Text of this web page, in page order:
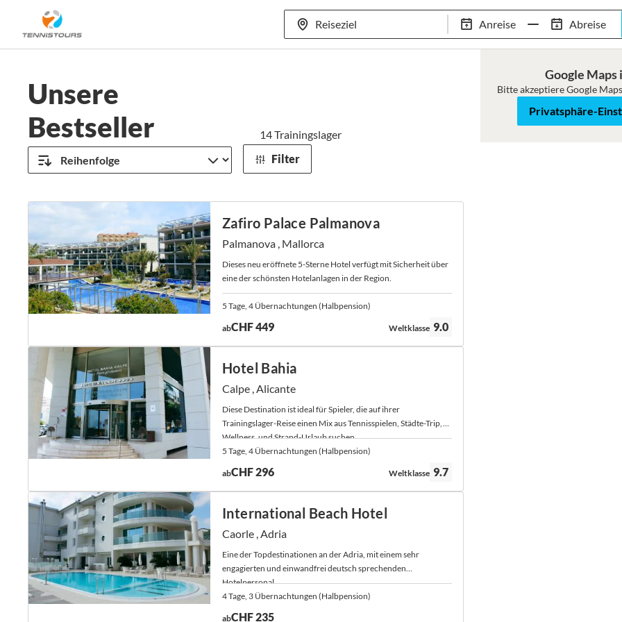
Anreise Abreise
Mehr als 70 Standorte 97,8% Weiterempfehlungsrate 20+ Jahre
Unsere
Bestseller
14Trainingslager
Filter
Zafiro Palace Palmanova
Palmanova , Mallorca
Dieses neu eröffnete 5-Sterne Hotel verfügt mit Sicherheit über
eine der schönsten Hotelanlagen in der Region.
5 Tage, 4 Übernachtungen (Halbpension)
abCHF 449 Bewertung:
Weltklasse 9.0
Hotel Bahia
Calpe , Alicante
Diese Destination ist ideal für Spieler, die auf ihrer
Trainingslager-Reise einen Mix aus Tennisspielen, Städte-Trip,
Wellness, und Strand-Urlaub suchen.
5 Tage, 4 Übernachtungen (Halbpension)
abCHF 296 Bewertung:
Weltklasse 9.7
International Beach Hotel
Caorle , Adria
Eine der Topdestinationen an der Adria, mit einem sehr
engagierten und einwandfrei deutsch sprechenden
Hotelpersonal.
4 Tage, 3 Übernachtungen (Halbpension)
abCHF 235
Roadmap Satellit
Google
Bitte akzeptiere Google
Privatsphäre-